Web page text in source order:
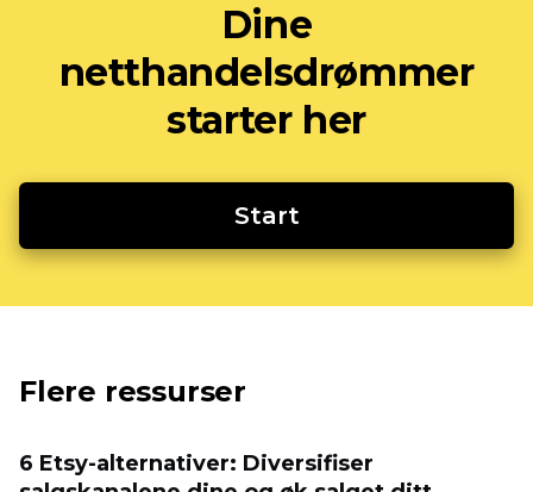
Dine
netthandelsdrømmer
starter her
Start
Flere ressurser
6 Etsy-alternativer: Diversifiser